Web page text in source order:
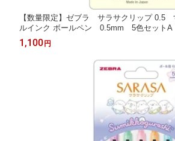
【数量限定】ゼブラ サラサクリップ
ルインク ボールペン 0.5mm 5色セット
1,100 円